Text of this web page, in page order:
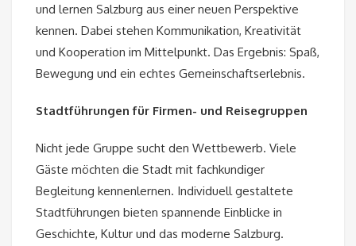
und lernen Salzburg aus einer neuen Perspektive
kennen. Dabei stehen Kommunikation, Kreativität
und Kooperation im Mittelpunkt. Das Ergebnis: Spaß,
Bewegung und ein echtes Gemeinschaftserlebnis.
Stadtführungen für Firmen- und Reisegruppen
Nicht jede Gruppe sucht den Wettbewerb. Viele
Gäste möchten die Stadt mit fachkundiger
Begleitung kennenlernen. Individuell gestaltete
Stadtführungen bieten spannende Einblicke in
Geschichte, Kultur und das moderne Salzburg.